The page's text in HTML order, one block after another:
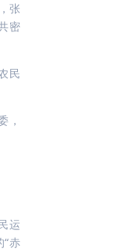
张
密
民
，
运
“赤